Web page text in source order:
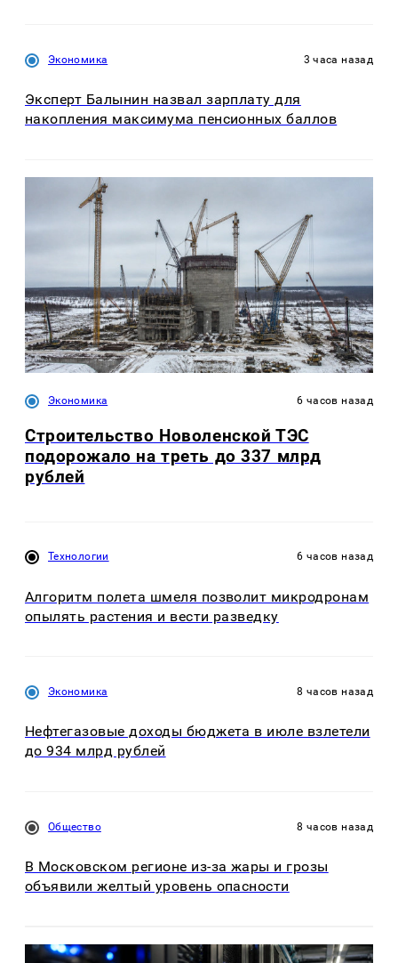
Экономика 3 часа назад
Эксперт Балынин назвал зарплату для
накопления максимума пенсионных баллов
Экономика 6 часов назад
Строительство Новоленской ТЭС
подорожало на треть до 337 млрд
рублей
Технологии 6 часов назад
Алгоритм полета шмеля позволит микродронам
опылять растения и вести разведку
Экономика 8 часов назад
Нефтегазовые доходы бюджета в июле взлетели
до 934 млрд рублей
Общество 8 часов назад
В Московском регионе из-за жары и грозы
объявили желтый уровень опасности